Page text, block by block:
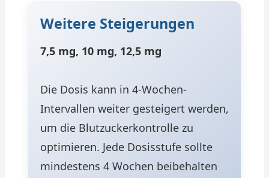
Weitere Steigerungen
7,5 mg, 10 mg, 12,5 mg
Die Dosis kann in 4-Wochen-
Intervallen weiter gesteigert werden,
um die Blutzuckerkontrolle zu
optimieren. Jede Dosisstufe sollte
mindestens 4 Wochen beibehalten